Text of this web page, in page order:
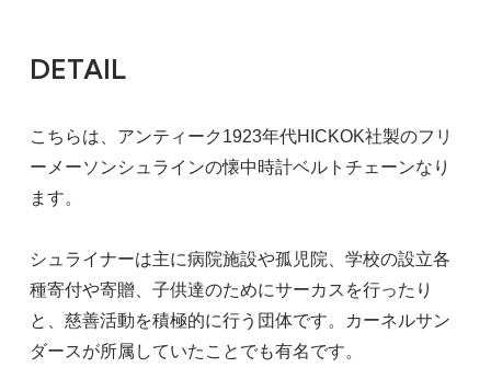
DETAIL
こちらは、アンティーク1923年代HICKOK社製のフリ
ーメーソンシュラインの懐中時計ベルトチェーンなり
ます。
シュライナーは主に病院施設や孤児院、学校の設立各
種寄付や寄贈、子供達のためにサーカスを行ったり
と、慈善活動を積極的に行う団体です。カーネルサン
ダースが所属していたことでも有名です。